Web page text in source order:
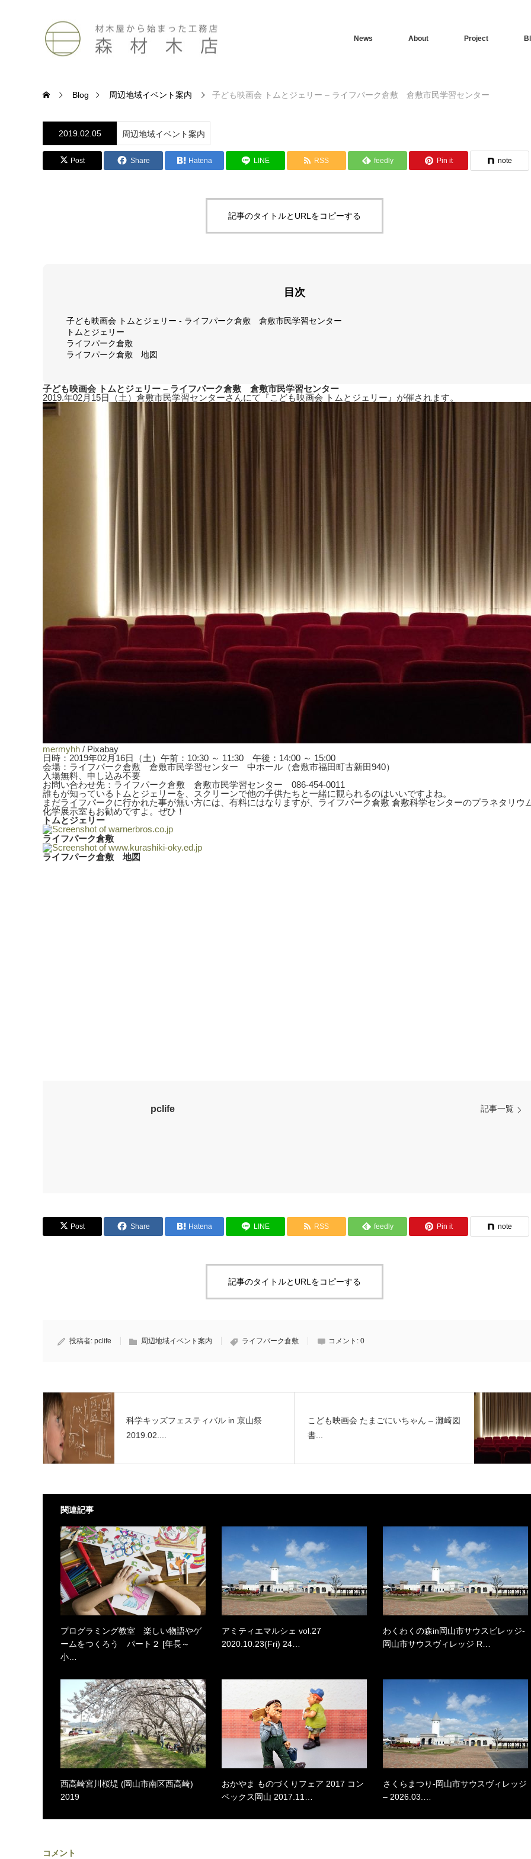
News About Project
Blog 周辺地域イベント案内 子ども映画会 トムとジェリー – ライフパーク倉敷 倉敷市民学習センター
2019.02.05 周辺地域イベント案内
Post Share Hatena LINE RSS feedly Pin it note
記事のタイトルとURLをコピーする
目次
子ども映画会 トムとジェリー - ライフパーク倉敷 倉敷市民学習センター
トムとジェリー
ライフパーク倉敷
ライフパーク倉敷 地図
子ども映画会 トムとジェリー – ライフパーク倉敷 倉敷市民学習センター
2019.年02月15日（土）倉敷市民学習センターさんにて『こども映画会 トムとジェリー』が催されます。
mermyhh / Pixabay
日時：2019年02月16日（土）午前：10:30 ～ 11:30 午後：14:00 ～ 15:00
会場：ライフパーク倉敷 倉敷市民学習センター 中ホール（倉敷市福田町古新田940）
入場無料、申し込み不要
お問い合わせ先：ライフパーク倉敷 倉敷市民学習センター 086-454-0011
誰もが知っているトムとジェリーを、スクリーンで他の子供たちと一緒に観られるのはいいですよね。
まだライフパークに行かれた事が無い方には、有料にはなりますが、ライフパーク倉敷 倉敷科学センターのプラネタリウ
化学展示室もお勧めですよ。ぜひ！
トムとジェリー
ライフパーク倉敷
ライフパーク倉敷 地図
pclife 記事一覧
Post Share Hatena LINE RSS feedly Pin it note
記事のタイトルとURLをコピーする
投稿者: pclife 周辺地域イベント案内 ライフパーク倉敷 コメント: 0
科学キッズフェスティバル in 京山祭
2019.02....
こども映画会 たまごにいちゃん – 灘崎図
書...
関連記事
プログラミング教室 楽しい物語やゲ
ームをつくろう パート２ [年長～
小…
アミティエマルシェ vol.27
2020.10.23(Fri) 24…
わくわくの森in岡山市サウスビレッジ-
岡山市サウスヴィレッジ R…
西高崎宮川桜堤 (岡山市南区西高崎)
2019
おかやま ものづくりフェア 2017 コン
ベックス岡山 2017.11…
さくらまつり-岡山市サウスヴィレッジ
– 2026.03.…
コメント